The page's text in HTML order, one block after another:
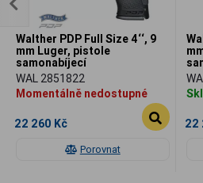
Porovnat
Walther PDP Full Size 4‘‘, 9
mm Luger, pistole
samonabíjecí
WAL 2851822
Momentálně nedostupné
22 260 Kč 22